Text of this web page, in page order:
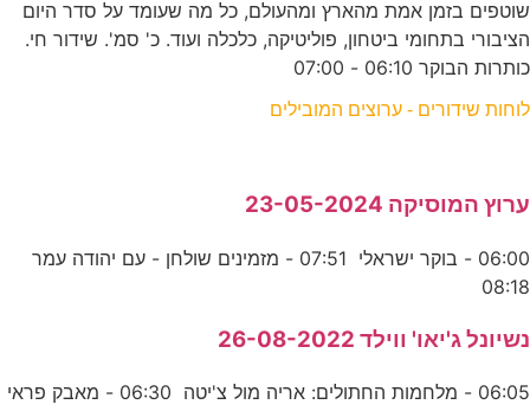
שוטפים בזמן אמת מהארץ ומהעולם, כל מה שעומד על סדר היום
הציבורי בתחומי ביטחון, פוליטיקה, כלכלה ועוד. כ' סמ'. שידור חי.
כותרות הבוקר 06:10 - 07:00
לוחות שידורים - ערוצים המובילים
ערוץ המוסיקה 23-05-2024
06:00 - בוקר ישראלי 07:51 - מזמינים שולחן - עם יהודה עמר
08:18
נשיונל ג'יאו' ווילד 26-08-2022
06:05 - מלחמות החתולים: אריה מול צ'יטה 06:30 - מאבק פראי